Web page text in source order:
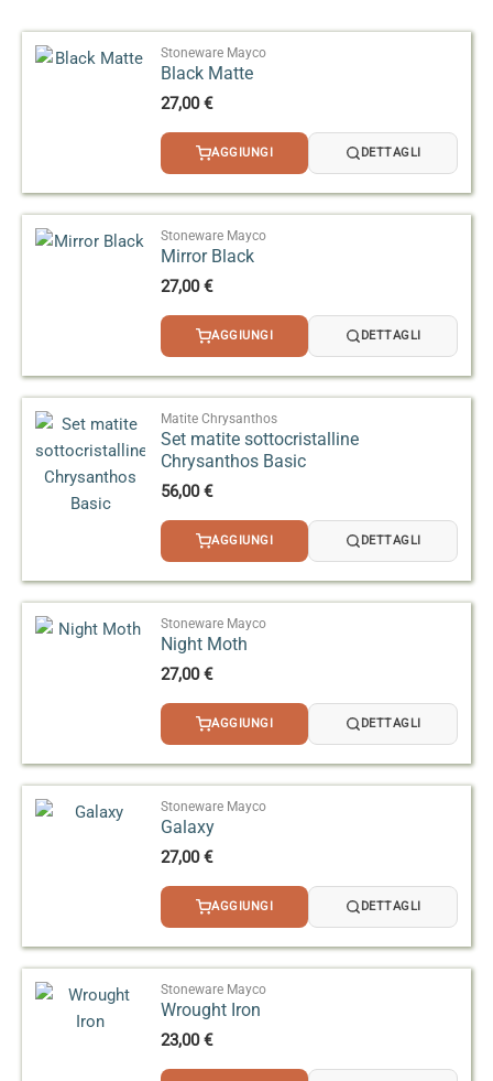
Effetto Opaco
Stoneware Mayco
Black Matte
27,00€
AGGIUNGI DETTAGLI
Stoneware Mayco
Mirror Black
27,00€
AGGIUNGI DETTAGLI
Matite Chrysanthos
Set matite sottocristalline
Chrysanthos Basic
56,00€
AGGIUNGI DETTAGLI
Stoneware Mayco
Night Moth
27,00€
AGGIUNGI DETTAGLI
Stoneware Mayco
Galaxy
27,00€
AGGIUNGI DETTAGLI
Stoneware Mayco
Wrought Iron
23,00€